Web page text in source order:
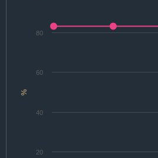
%
20
40
60
80